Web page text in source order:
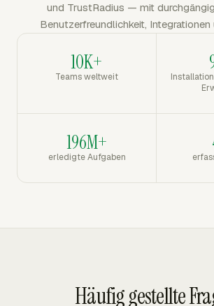
und TrustRadius — mit
Benutzerfreundlichkeit, Integrationen
10K+
Teams weltweit
196M+
erledigte Aufgaben
Häufig gestellte